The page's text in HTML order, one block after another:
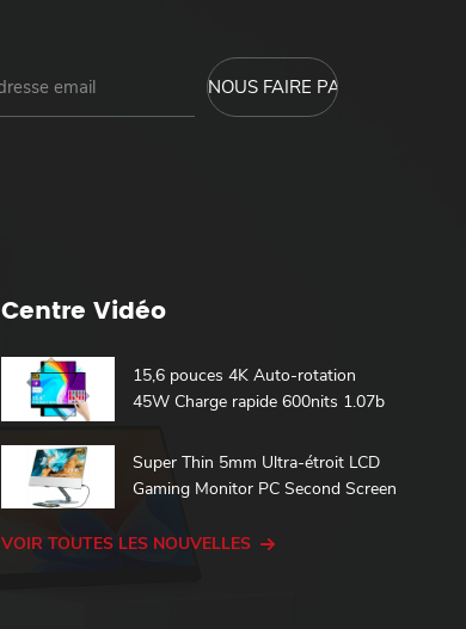
Centre Vidéo
15,6 pouces 4K Auto-rotation
45W Charge rapide 600nits 1.07b
Moniteur portable tactile
Super Thin 5mm Ultra-étroit LCD
Gaming Monitor PC Second Screen
VOIR TOUTES LES NOUVELLES